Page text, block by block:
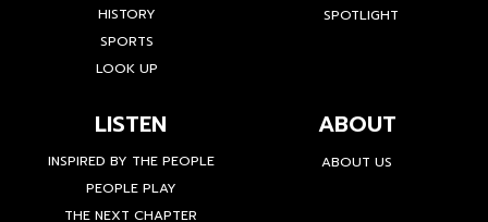
HISTORY
SPORTS
LOOK UP
SPOTLIGHT
LISTEN
INSPIRED BY THE PEOPLE
PEOPLE PLAY
THE NEXT CHAPTER
ABOUT
ABOUT US